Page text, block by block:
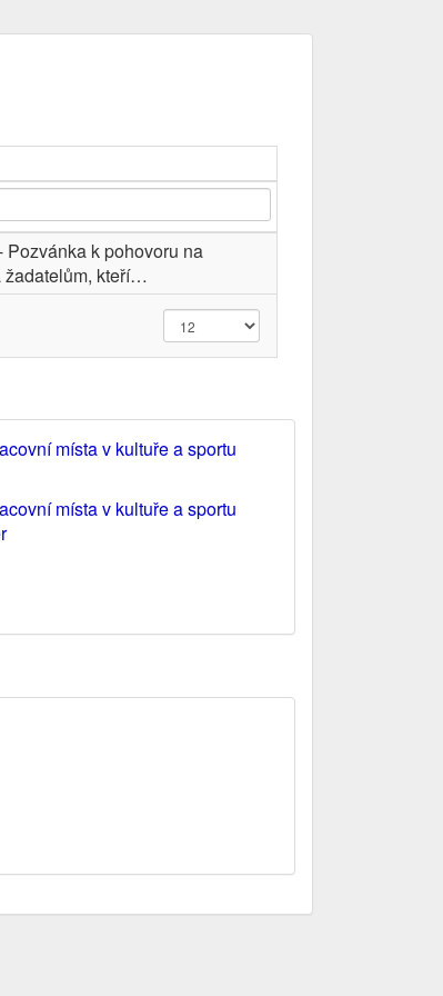
Pozvánka k pohovoru na
žadatelům, kteří…
místa v kultuře a sportu
místa v kultuře a sportu